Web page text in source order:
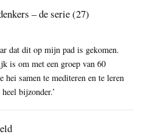
– de serie (27)
dat dit op mijn pad is gekomen.
is om met een groep van 60
hei samen te mediteren en te leren
bijzonder.’